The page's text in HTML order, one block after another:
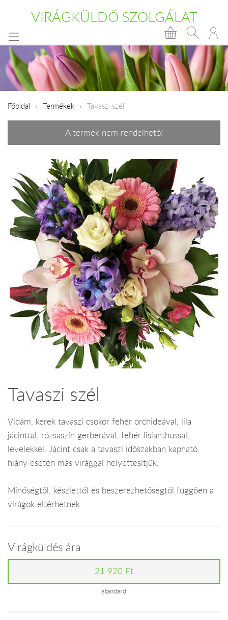
VIRÁGKÜLDŐ SZOLGÁLAT
Főoldal Termékek Tavaszi szél
A termék nem rendelhető!
Tavaszi szél
Vidám, kerek tavaszi csokor fehér orchideával, lila
jácinttal, rózsaszín gerberával, fehér lisianthussal,
levelekkel. Jácint csak a tavaszi időszakban kapható,
hiány esetén más virággal helyettesítjük.
Minőségtől, készlettől és beszerezhetőségtől függően a
virágok eltérhetnek.
Virágküldés ára
21 920 Ft
standard